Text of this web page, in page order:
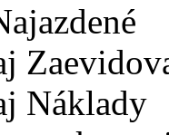
Náklady